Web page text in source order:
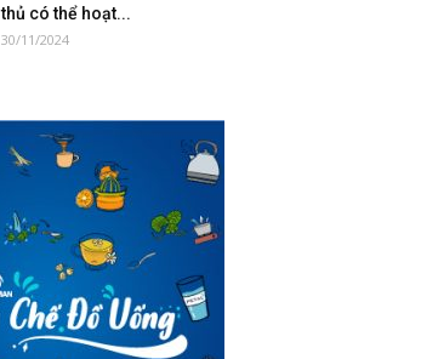
thủ có thể hoạt...
30/11/2024